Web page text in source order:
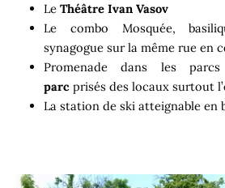
LeThéâtre Ivan Vasov
Le combo Mosquée,
synagogue sur la même rue en
Promenade dans les
parc prisés des locaux surtout
La station de ski atteignable en